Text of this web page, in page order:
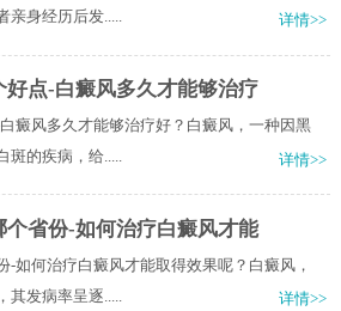
亲身经历后发.....
详情>>
好点-白癜风多久才能够治疗
癜风多久才能够治疗好？白癜风，一种因黑
的疾病，给.....
详情>>
个省份-如何治疗白癜风才能
-如何治疗白癜风才能取得效果呢？白癜风，
发病率呈逐.....
详情>>